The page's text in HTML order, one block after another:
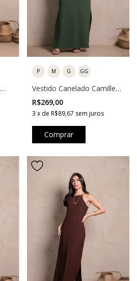
P M G GG
Vestido Canelado Camille
Verde
R$269,00
3 x de R$89,67 sem juros
Comprar